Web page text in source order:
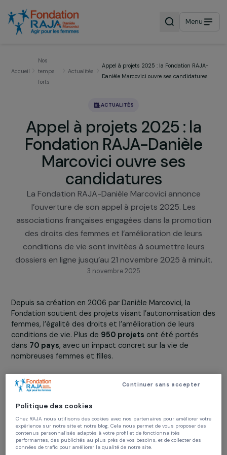
Menu
temps Actualités
Appel à projets 2025 : la Fondation
Appel à projets 2025 : la
Fondation RAJA-Danièle
Marcovici ouvre ses
candidatures
La Fondation RAJA-Danièle Marcovici annonce
l’ouverture de son appel à projets 2025. Les
associations françaises engagées dans la
des droits des femmes et l’amélioration de leurs
conditions de vie sont invitées à soumettre leurs
3 novembre 2025
Depuis sa création en 2006 par Danièle Marcovici, la
Fondation soutient des projets visant l’autonomisation
femmes, l’égalité des droits et l’amélioration de leurs
conditions de vie. Plus de950 projetsont été portés
dans70 pays
, avec un impact concret sur la vie de
Qui peut candidater ?
Politique des cookies
Continuer sans accepter